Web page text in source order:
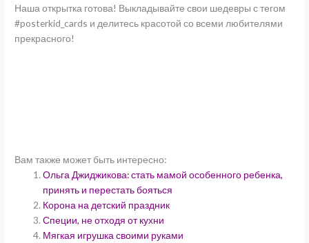
Наша открытка готова! Выкладывайте свои шедевры с тегом
#posterkid_cards и делитесь красотой со всеми любителями
прекрасного!
Вам также может быть интересно:
Ольга Джиджикова: стать мамой особенного ребенка,
принять и перестать бояться
Корона на детский праздник
Специи, не отходя от кухни
Мягкая игрушка своими руками